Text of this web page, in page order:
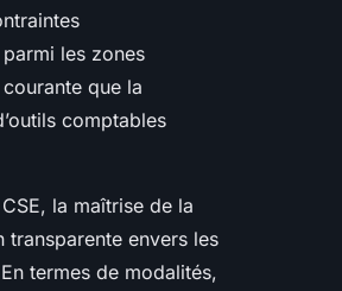
les zones
que la
comptables
la maîtrise de la
envers les
termes de modalités,